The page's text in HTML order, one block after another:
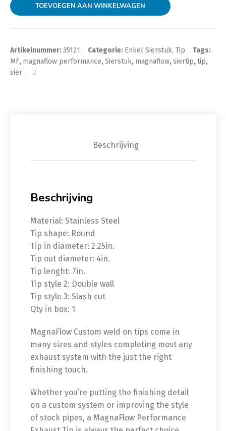
TOEVOEGEN AAN WINKELWAGEN
Artikelnummer:35121 Categorie: Enkel Sierstuk, Tip
Tags:
MF, magnaflow performance,Sierstuk, magnaflow,siertip,tip,
sier
Beschrijving
Beschrijving
Material: Stainless Steel
Tip shape: Round
Tip in diameter: 2.25in.
Tip out diameter: 4in.
Tip lenght: 7in.
Tip style 2: Double wall
Tip style 3: Slash cut
Qty in box: 1
MagnaFlow Custom weld on tips come in
many sizes and styles completing most any
exhaust system with the just the right
finishing touch.
Whether you’re putting the finishing detail
on a custom system or improving the style
of stock pipes, a MagnaFlow Performance